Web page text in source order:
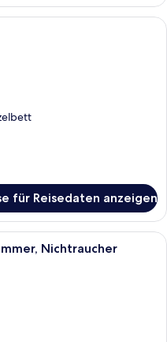
Hotelzimmer mit einem großen
für Reisedaten anzeigen
Hotelzimmer mit einem großen
Nichtraucher